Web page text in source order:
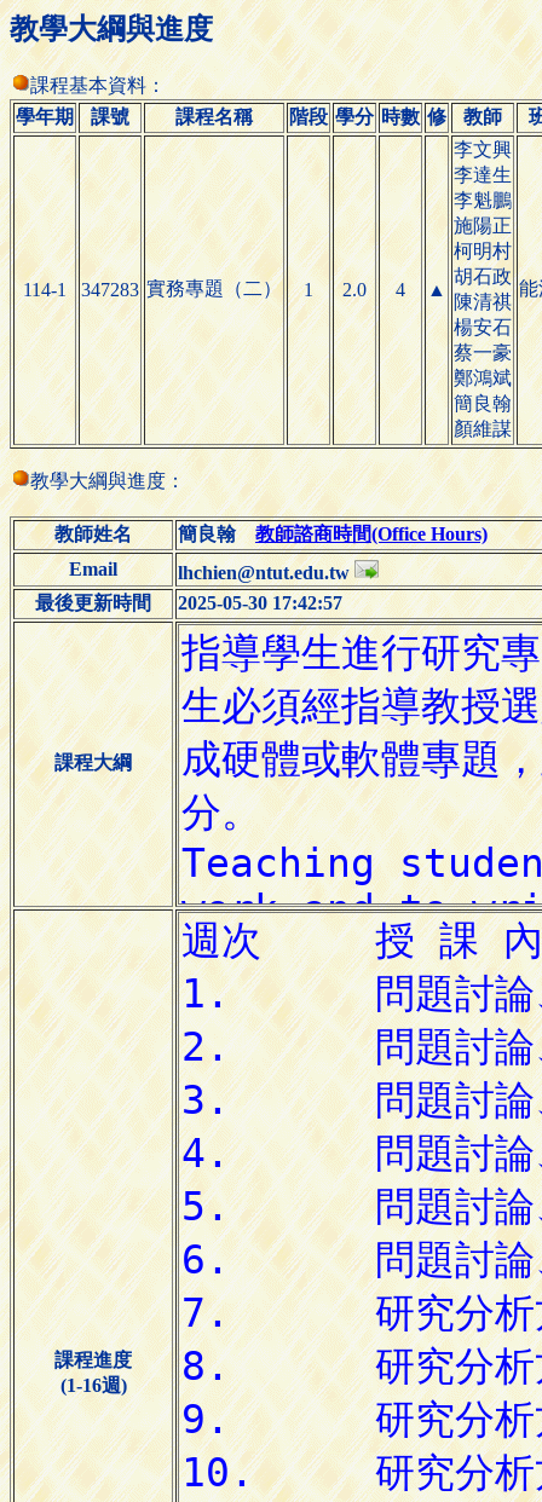
教學大綱與進度
課程基本資料：
學年期
課號 課程名稱 階段 學分 時數 修 教師
114-1 347283 實務專題（二） 1 2.0 4 ▲
李文興
李達生
李魁鵬
施陽正
柯明村
胡石政
陳清祺
楊安石
蔡一豪
鄭鴻斌
簡良翰
顏維謀
能
教學大綱與進度：
教師姓名 簡良翰教師諮商時間(Office Hours)
Email
lhchien@ntut.edu.tw
最後更新時間
2025-05-30 17:42:57
課程大綱
課程進度
(1-16週)